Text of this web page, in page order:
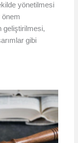
yönetilmesi
önem
geliştirilmesi,
gibi